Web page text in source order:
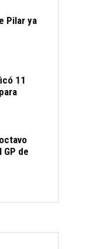
Pilar ya
11
de